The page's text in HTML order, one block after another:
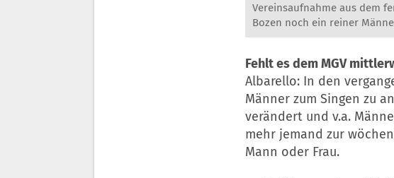
Vereinsaufnahme aus dem
Bozen noch ein reiner
Fehlt es dem MGV
Albarello: In den
Männer zum Singen zu
verändert und v.a.
mehr jemand zur
Mann oder Frau.